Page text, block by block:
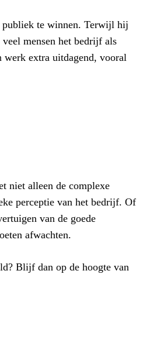
publiek te winnen. Terwijl hij
mensen het bedrijf als
werk extra uitdagend, vooral
niet alleen de complexe
perceptie van het bedrijf. Of
van de goede
afwachten.
Blijf dan op de hoogte van